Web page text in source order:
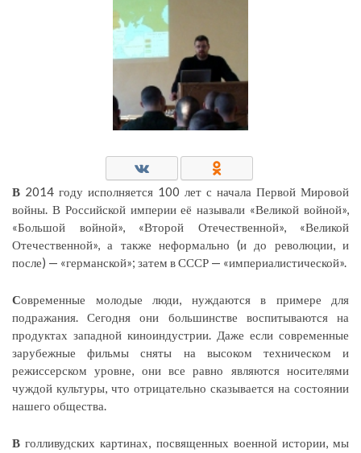
В 2014 году исполняется 100 лет с начала Первой Мировой
войны. В Российской империи её называли «Великой войной»,
«Большой войной», «Второй Отечественной», «Великой
Отечественной», а также неформально (и до революции, и
после) — «германской»; затем в СССР — «империалистической».
Современные молодые люди, нуждаются в примере для
подражания. Сегодня они большинстве воспитываются на
продуктах западной киноиндустрии. Даже если современные
зарубежные фильмы сняты на высоком техническом и
режиссерском уровне, они все равно являются носителями
чуждой культуры, что отрицательно сказывается на состоянии
нашего общества.
В голливудских картинах, посвященных военной истории, мы